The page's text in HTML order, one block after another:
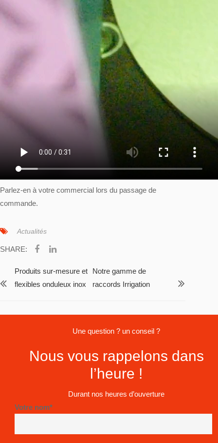
Parlez-en à votre commercial lors du passage de
commande.
Actualités
SHARE:
Produits sur-mesure et
flexibles onduleux inox
Notre gamme de
raccords Irrigation
Une question ? un conseil ?
Nous vous rappelons dans
l’heure !
Durant nos heures d’ouverture
Votre nom*